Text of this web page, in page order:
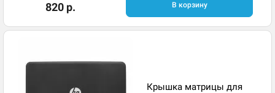
820 р. В корзину
Крышка матрицы для